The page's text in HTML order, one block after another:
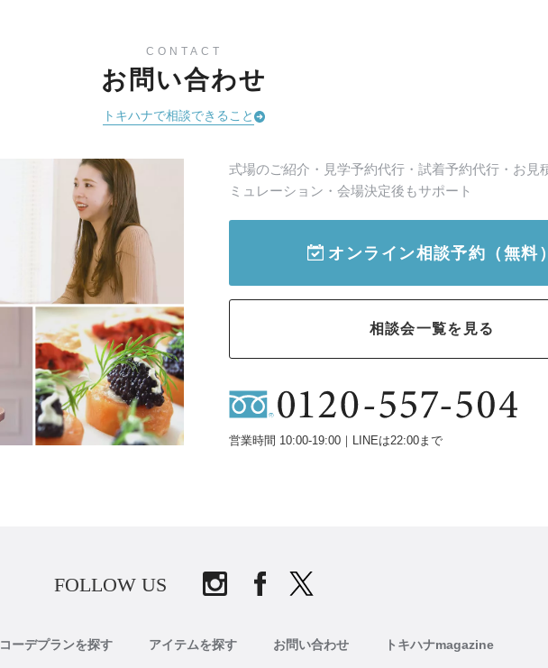
CONTACT
お問い合わせ
トキハナで相談できること
式場のご紹介・見学予約代行・試着予約代行・お見
ミュレーション・会場決定後もサポート
オンライン相談予約 （無料）
相談会一覧を見る
営業時間 10:00-19:00｜LINEは22:00まで
FOLLOW US
コーデプランを探す アイテムを探す お問い合わせ トキハナmagazine